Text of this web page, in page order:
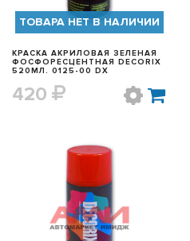
ТОВАРА НЕТ В НАЛИЧИИ
КРАСКА АКРИЛОВАЯ ЗЕЛЕНАЯ
ФОСФОРЕСЦЕНТНАЯ DECORIX
520МЛ. 0125-00 DX
420
БЫСТРЫЙ ПРОСМОТР